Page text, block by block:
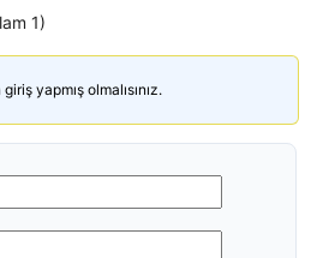
1)
yapmış olmalısınız.